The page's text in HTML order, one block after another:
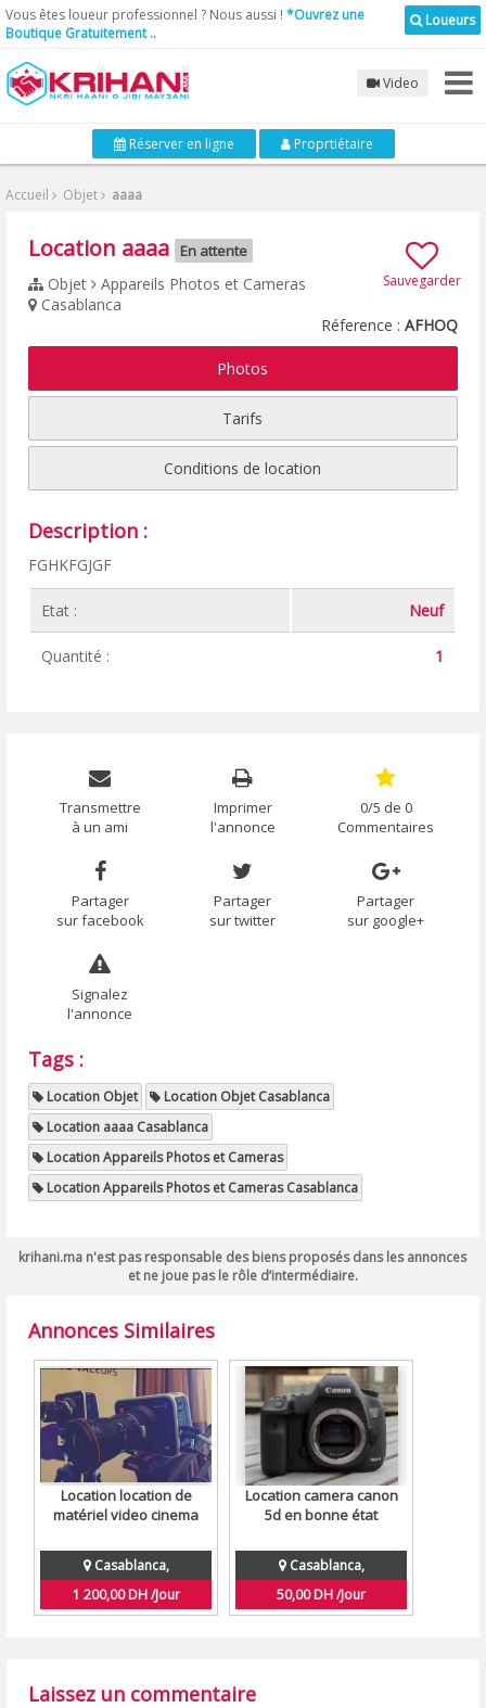
Loueurs
Vous êtes loueur professionnel ? Nous aussi ! *Ouvrez une
Boutique Gratuitement ..
Video
Réserver en ligne Proprtiétaire
Accueil Objet aaaa
Sauvegarder
Location aaaa En attente
Objet Appareils Photos et Cameras
Casablanca
Réference : AFHOQ
Photos
Tarifs
Conditions de location
Description :
FGHKFGJGF
Etat : Neuf
Quantité : 1
Transmettre
à un ami
Imprimer
l'annonce
0/5 de 0
Commentaires
Partager
sur facebook
Partager
sur twitter
Partager
sur google+
Signalez
l'annonce
Tags :
Location Objet
Location Objet Casablanca
Location aaaa Casablanca
Location Appareils Photos et Cameras
Location Appareils Photos et Cameras Casablanca
krihani.ma n'est pas responsable des biens proposés dans les annonces
et ne joue pas le rôle d’intermédiaire.
Annonces Similaires
Location location de
matériel video cinema
Casablanca,
1 200,00 DH /Jour
Location camera canon
5d en bonne état
Casablanca,
50,00 DH /Jour
Laissez un commentaire